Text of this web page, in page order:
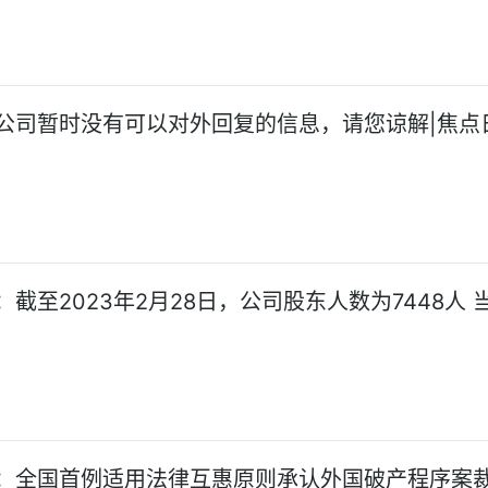
司暂时没有可以对外回复的信息，请您谅解|焦点
截至2023年2月28日，公司股东人数为7448人
全国首例适用法律互惠原则承认外国破产程序案